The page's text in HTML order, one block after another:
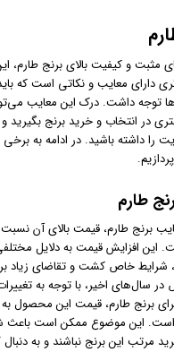
مثبت و کیفیت بالای برنج طارم،
دارای معایب و نکاتی است که
توجه داشت. درک این معایب
در انتخاب و خرید برنج بگیرید و
را داشته باشید. در ادامه به برخی
طارم
برنج طارم، قیمت بالای آن نسبت
این افزایش قیمت به دلایل
شرایط خاص کشت و تقاضای زیاد
سال‌های اخیر، با توجه به
برنج طارم، قیمت این محصول به
است. این موضوع ممکن است باعث
مرتب این برنج نباشند و به